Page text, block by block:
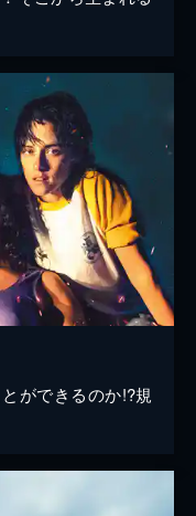
ができるのか!?規